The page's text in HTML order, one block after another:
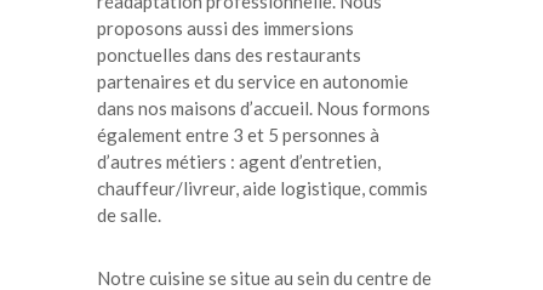
proposons aussi des immersions
ponctuelles dans des restaurants
partenaires et du service en autonomie
dans nos maisons d’accueil. Nous formons
également entre 3 et 5 personnes à
d’autres métiers : agent d’entretien,
chauffeur/livreur, aide logistique, commis
de salle.
Notre cuisine se situe au sein du centre de